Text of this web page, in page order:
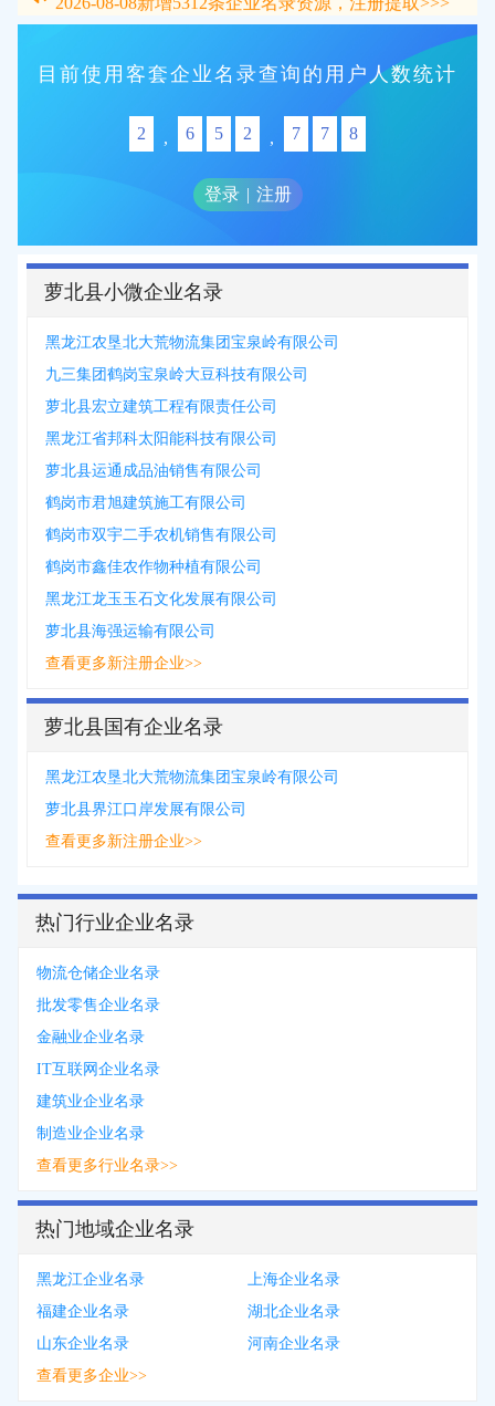
目前使用客套企业名录查询的用户人数统计
2 , 6 5 2 , 7 7 8
登录 | 注册
萝北县小微企业名录
黑龙江农垦北大荒物流集团宝泉岭有限公司
九三集团鹤岗宝泉岭大豆科技有限公司
萝北县宏立建筑工程有限责任公司
黑龙江省邦科太阳能科技有限公司
萝北县运通成品油销售有限公司
鹤岗市君旭建筑施工有限公司
鹤岗市双宇二手农机销售有限公司
鹤岗市鑫佳农作物种植有限公司
黑龙江龙玉玉石文化发展有限公司
萝北县海强运输有限公司
查看更多新注册企业>>
萝北县国有企业名录
黑龙江农垦北大荒物流集团宝泉岭有限公司
萝北县界江口岸发展有限公司
查看更多新注册企业>>
热门行业企业名录
物流仓储企业名录
批发零售企业名录
金融业企业名录
IT互联网企业名录
建筑业企业名录
制造业企业名录
查看更多行业名录>>
热门地域企业名录
黑龙江企业名录
上海企业名录
福建企业名录
湖北企业名录
山东企业名录
河南企业名录
查看更多企业>>